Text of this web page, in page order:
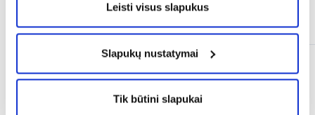
Leisti visus slapukus
Slapukų nustatymai
Tik būtini slapukai
Dažnai perkama kartu